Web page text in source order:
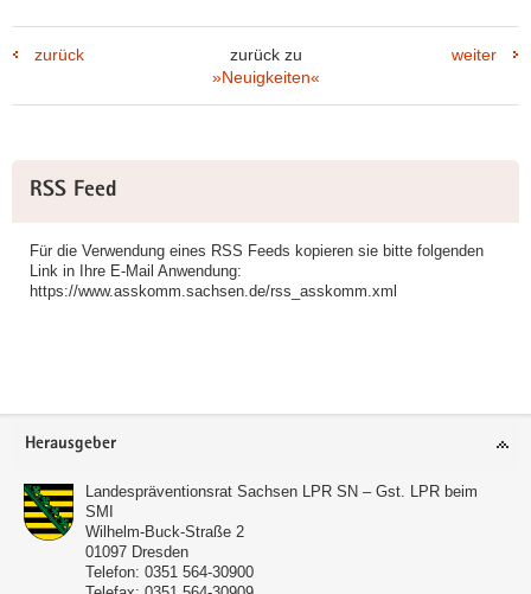
zurück
zurück zu
»Neuigkeiten«
weiter
Information
RSS Feed
Für die Verwendung eines RSS Feeds kopieren sie bitte folgenden
Link in Ihre E-Mail Anwendung:
https://www.asskomm.sachsen.de/rss_asskomm.xml
Footer-
Herausgeber
Landespräventionsrat Sachsen LPR SN – Gst. LPR beim
SMI
Wilhelm-Buck-Straße 2
01097 Dresden
Telefon: 0351 564-30900